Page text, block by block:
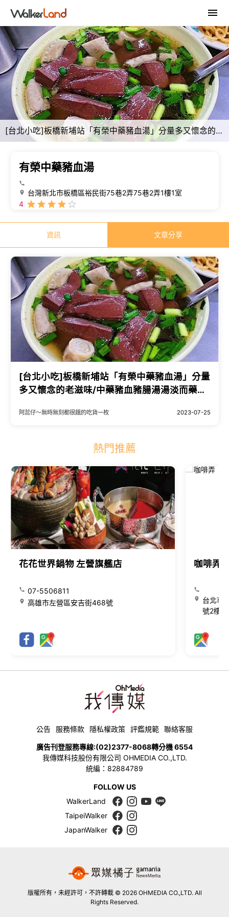
[台北小吃]板橋新埔站「有榮中藥豬血湯」分量多又懷念的老滋味/中藥豬血豬腸湯湯淡而藥香/炒麵炒米粉也是好必點/附菜單
有榮中藥豬血湯
台灣新北市板橋區裕民街75巷2弄75巷2弄1樓1室
4
資訊 文章分享
[台北小吃]板橋新埔站「有榮中藥豬血湯」分量
多又懷念的老滋味/中藥豬血豬腸湯湯淡而藥香/
阿蕊仔～無時無刻都很餓的吃貨一枚 2023-07-25
熱門推薦
花花世界鍋物 左營旗艦店
07-5506811
高雄市左營區安吉街468號
咖啡弄
台北市
號2樓
公告 服務條款 隱私權政策 評鑑規範 聯絡客服
廣告刊登服務專線:(02)2377-8068轉分機 6554
我傳媒科技股份有限公司 OHMEDIA CO.,LTD.
統編：82884789
FOLLOW US
WalkerLand
TaipeiWalker
JapanWalker
版權所有，未經許可，不許轉載 © 2026 OHMEDIA CO.,LTD. All
Rights Reserved.